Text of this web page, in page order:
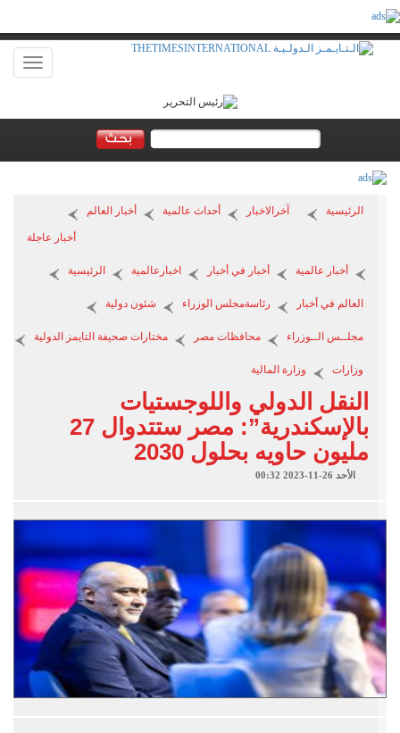
Toggle
الرئيسية آخرالاخبار أحداث عالمية أخبار العالم
أخبار عاجلة
أخبار عالمية أخبار في أخبار اخبارعالمية الرئيسية
العالم في أخبار رئاسةمجلس الوزراء شئون دولية
مجلــس الــوزراء محافظات مصر مختارات صحيفة التايمز الدولية
وزارات وزارة المالية
النقل الدولي واللوجستيات
بالإسكندرية”: مصر ستتدوال 27
مليون حاويه بحلول 2030
الأحد 26-11-2023 00:32